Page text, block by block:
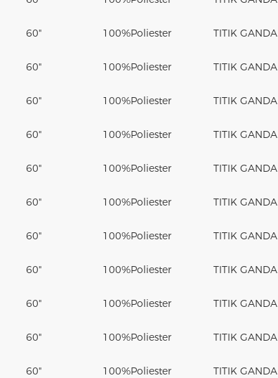
60" 100%Poliester TITIK GANDA
60" 100%Poliester TITIK GANDA
60" 100%Poliester TITIK GANDA
60" 100%Poliester TITIK GANDA
60" 100%Poliester TITIK GANDA
60" 100%Poliester TITIK GANDA
60" 100%Poliester TITIK GANDA
60" 100%Poliester TITIK GANDA
60" 100%Poliester TITIK GANDA
60" 100%Poliester TITIK GANDA
60" 100%Poliester TITIK GANDA